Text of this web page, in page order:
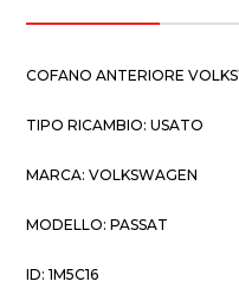
COFANO ANTERIORE
TIPO RICAMBIO: USATO
MARCA: VOLKSWAGEN
MODELLO: PASSAT
ID: 1M5C16